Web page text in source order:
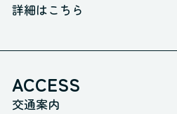
ACCESS
交通案内
詳細はこちら